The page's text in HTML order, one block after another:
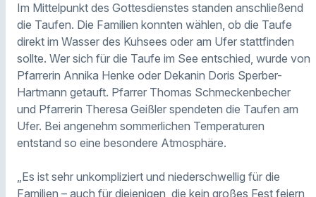
Im Mittelpunkt des Gottesdienstes standen anschließend
die Taufen. Die Familien konnten wählen, ob die Taufe
direkt im Wasser des Kuhsees oder am Ufer stattfinden
sollte. Wer sich für die Taufe im See entschied, wurde von
Pfarrerin Annika Henke oder Dekanin Doris Sperber-
Hartmann getauft. Pfarrer Thomas Schmeckenbecher
und Pfarrerin Theresa Geißler spendeten die Taufen am
Ufer. Bei angenehm sommerlichen Temperaturen
entstand so eine besondere Atmosphäre.
„Es ist sehr unkompliziert und niederschwellig für die
Familien – auch für diejenigen, die kein großes Fest feiern